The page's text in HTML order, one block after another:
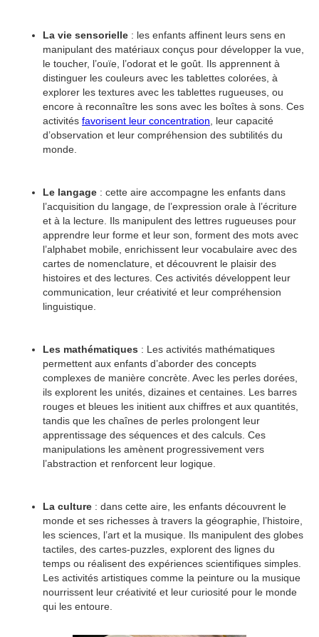
La vie sensorielle : les enfants affinent leurs sens en
manipulant des matériaux conçus pour développer la vue,
le toucher, l’ouïe, l’odorat et le goût. Ils apprennent à
distinguer les couleurs avec les tablettes colorées, à
explorer les textures avec les tablettes rugueuses, ou
encore à reconnaître les sons avec les boîtes à sons. Ces
activités favorisent leur concentration , leur capacité
d’observation et leur compréhension des subtilités du
monde.
Le langage : cette aire accompagne les enfants dans
l’acquisition du langage, de l’expression orale à l’écriture
et à la lecture. Ils manipulent des lettres rugueuses pour
apprendre leur forme et leur son, forment des mots avec
l’alphabet mobile, enrichissent leur vocabulaire avec des
cartes de nomenclature, et découvrent le plaisir des
histoires et des lectures. Ces activités développent leur
communication, leur créativité et leur compréhension
linguistique.
Les mathématiques : Les activités mathématiques
permettent aux enfants d’aborder des concepts
complexes de manière concrète. Avec les perles dorées,
ils explorent les unités, dizaines et centaines. Les barres
rouges et bleues les initient aux chiffres et aux quantités,
tandis que les chaînes de perles prolongent leur
apprentissage des séquences et des calculs. Ces
manipulations les amènent progressivement vers
l’abstraction et renforcent leur logique.
La culture : dans cette aire, les enfants découvrent le
monde et ses richesses à travers la géographie, l’histoire,
les sciences, l’art et la musique. Ils manipulent des globes
tactiles, des cartes-puzzles, explorent des lignes du
temps ou réalisent des expériences scientifiques simples.
Les activités artistiques comme la peinture ou la musique
nourrissent leur créativité et leur curiosité pour le monde
qui les entoure.